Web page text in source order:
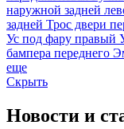
наружной задней
задней Трос двери
Ус под фару правый
бампера переднего
еще
Скрыть
Новости и